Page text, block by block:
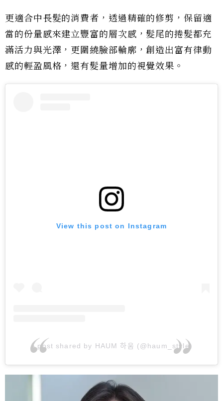
更適合中長髮的消費者，透過精確的修剪，保留適
當的份量感來建立豐富的層次感，髮尾的捲髮都充
滿活力與光澤，更圍繞臉部輪廓，創造出富有律動
感的輕盈風格，還有髮量增加的視覺效果。
View this post on Instagram
A post shared by HAUM 하움 (@haum_style)